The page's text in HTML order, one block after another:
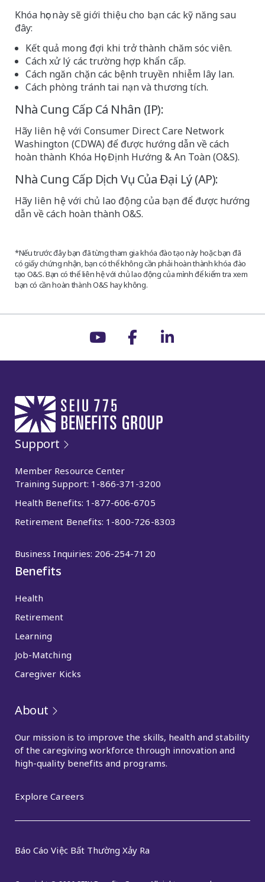
Khóa học này sẽ giới thiệu cho bạn các kỹ năng sau
đây:
Kết quả mong đợi khi trở thành chăm sóc viên.
Cách xử lý các trường hợp khẩn cấp.
Cách ngăn chặn các bệnh truyền nhiễm lây lan.
Cách phòng tránh tai nạn và thương tích.
Nhà Cung Cấp Cá Nhân (IP):
Hãy liên hệ với Consumer Direct Care Network
Washington (CDWA) để được hướng dẫn về cách
hoàn thành Khóa Học Định Hướng & An Toàn (O&S).
Nhà Cung Cấp Dịch Vụ Của Đại Lý (AP):
Hãy liên hệ với chủ lao động của bạn để được hướng
dẫn về cách hoàn thành O&S.
*Nếu trước đây bạn đã từng tham gia khóa đào tạo này hoặc bạn đã
có giấy chứng nhận, bạn có thể không cần phải hoàn thành khóa đào
tạo O&S. Bạn có thể liên hệ với chủ lao động của mình để kiểm tra xem
bạn có cần hoàn thành O&S hay không.
Support
Member Resource Center
Training Support: 1-866-371-3200
Health Benefits: 1-877-606-6705
Retirement Benefits: 1-800-726-8303
Business Inquiries: 206-254-7120
Benefits
Health
Retirement
Learning
Job-Matching
Caregiver Kicks
About
Our mission is to improve the skills, health and stability
of the caregiving workforce through innovation and
high-quality benefits and programs.
Explore Careers
Báo Cáo Việc Bất Thường Xảy Ra